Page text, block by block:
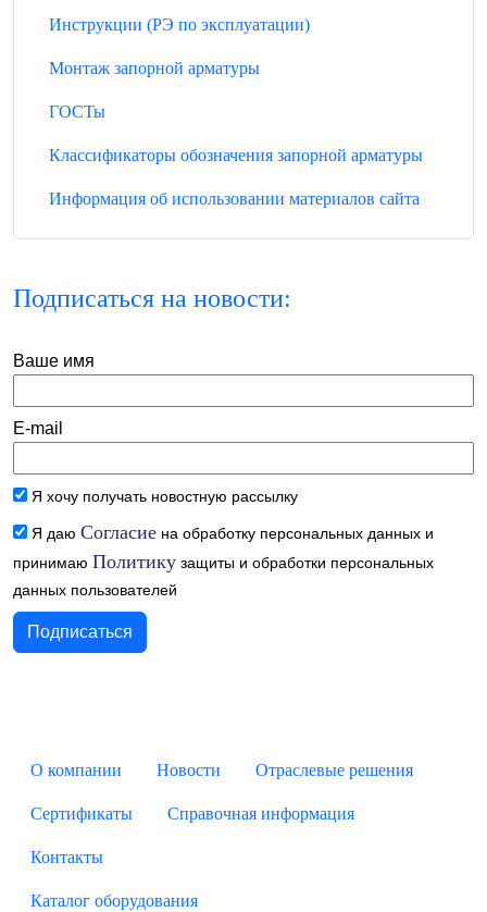
Инструкции (РЭ по эксплуатации)
Монтаж запорной арматуры
ГОСТы
Классификаторы обозначения запорной арматуры
Информация об использовании материалов сайта
Подписаться на новости:
Ваше имя
E-mail
Я хочу получать новостную рассылку
Я даю Согласие на обработку персональных данных и
принимаю Политику защиты и обработки персональных
данных пользователей
О компании Новости Отраслевые решения
Сертификаты Справочная информация
Контакты
Каталог оборудования